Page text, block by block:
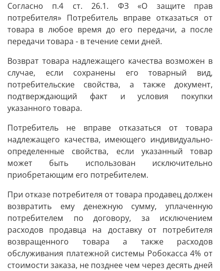
Согласно п.4 ст. 26.1. ФЗ «О защите прав
потребителя» Потребитель вправе отказаться от
товара в любое время до его передачи, а после
передачи товара - в течение семи дней.
Возврат товара надлежащего качества возможен в
случае, если сохранены его товарный вид,
потребительские свойства, а также документ,
подтверждающий факт и условия покупки
указанного товара.
Потребитель не вправе отказаться от товара
надлежащего качества, имеющего индивидуально-
определенные свойства, если указанный товар
может быть использован исключительно
приобретающим его потребителем.
При отказе потребителя от товара продавец должен
возвратить ему денежную сумму, уплаченную
потребителем по договору, за исключением
расходов продавца на доставку от потребителя
возвращенного товара а также расходов
обслуживания платежной системы Робокасса 4% от
стоимости заказа, не позднее чем через десять дней